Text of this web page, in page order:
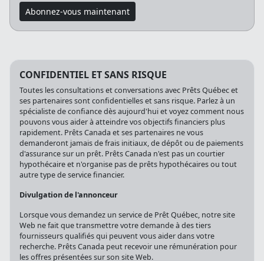
Abonnez-vous maintenant
CONFIDENTIEL ET SANS RISQUE
Toutes les consultations et conversations avec Prêts Québec et
ses partenaires sont confidentielles et sans risque. Parlez à un
spécialiste de confiance dès aujourd'hui et voyez comment nous
pouvons vous aider à atteindre vos objectifs financiers plus
rapidement. Prêts Canada et ses partenaires ne vous
demanderont jamais de frais initiaux, de dépôt ou de paiements
d'assurance sur un prêt. Prêts Canada n'est pas un courtier
hypothécaire et n'organise pas de prêts hypothécaires ou tout
autre type de service financier.
Divulgation de l'annonceur
Lorsque vous demandez un service de Prêt Québec, notre site
Web ne fait que transmettre votre demande à des tiers
fournisseurs qualifiés qui peuvent vous aider dans votre
recherche. Prêts Canada peut recevoir une rémunération pour
les offres présentées sur son site Web.